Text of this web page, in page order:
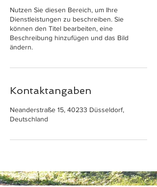
Nutzen Sie diesen Bereich, um Ihre
Dienstleistungen zu beschreiben. Sie
können den Titel bearbeiten, eine
Beschreibung hinzufügen und das Bild
ändern.
Kontaktangaben
Neanderstraße 15, 40233 Düsseldorf,
Deutschland